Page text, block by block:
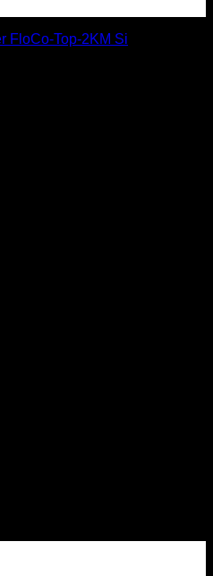
FloCo-Top-2KM Si